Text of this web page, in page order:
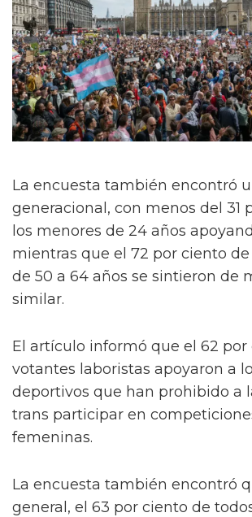
La encuesta también encontró
generacional, con menos del 31
los menores de 24 años
mientras que el 72 por ciento
de 50 a 64 años se sintieron de
similar.
El artículo informó que el 62 por
votantes laboristas apoyaron a
deportivos que han prohibido a
trans participar en
femeninas.
La encuesta también encontró
general, el 63 por ciento de